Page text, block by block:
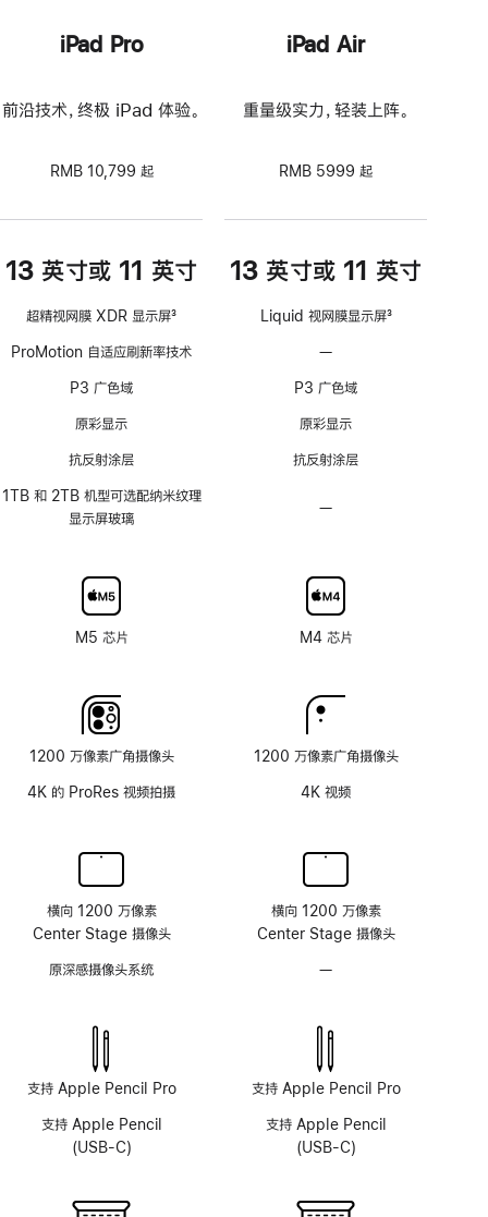
iPad Pro
前沿技术，终极 iPad 体验。
RMB 10,799 起
13 英寸或 11 英寸
超精视网膜 XDR 显示屏
注
3
ProMotion 自适应刷新率技术
P3 广色域
原彩显示
抗反射涂层
1TB 和 2TB 机型可选配纳米纹理
显示屏玻璃
M5 芯片
1200 万像素广角摄像头
4K 的 ProRes 视频拍摄
横向 1200 万像素
Center Stage 摄像头
原深感摄像头系统
支持 Apple Pencil Pro
支持 Apple Pencil
(USB-C)
iPad Air
重量级实力，轻装上阵。
RMB 5999 起
13 英寸或 11 英寸
Liquid 视网膜显示屏3
—
持
ProMotion
适
技
术
P3 广色域
原彩显示
抗反射涂层
—
配
纳
纹
板
M4 芯片
1200 万像素广角摄像头
4K 视频
横向 1200 万像素
Center Stage 摄像头
—
像
系
统
支持 Apple Pencil Pro
支持 Apple Pencil
(USB-C)